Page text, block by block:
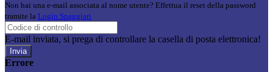
Non hai una e-mail associata al nome utente? Effettua il reset della password
tramite la Login Spaggiari
E-mail inviata, si prega di controllare la casella di posta elettronica!
Errore